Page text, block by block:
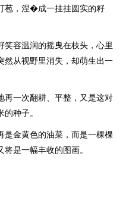
苞，涅�成一挂挂圆实的籽
笑容温润的摇曳在枝头，心里
然从视野里消失，却萌生出一
再一次翻耕、平整，又是这对
种子。
是金黄色的油菜，而是一棵棵
是一幅丰收的图画。